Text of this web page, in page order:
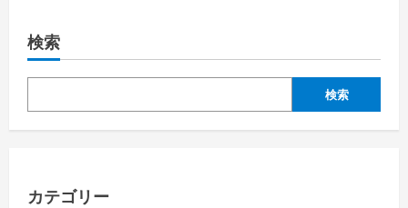
a
v
i
a
検索
検索
カテゴリー